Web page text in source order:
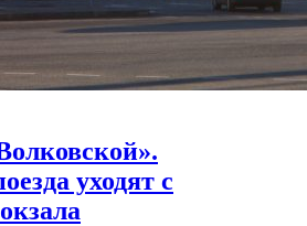
уходят с